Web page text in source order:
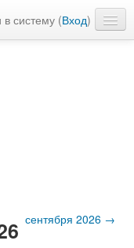
систему (Вход)
сентября 2026 →